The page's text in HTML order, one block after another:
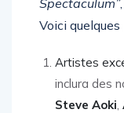
Spectaculum”
Voici
Artistes
inclura des
Steve Aoki,